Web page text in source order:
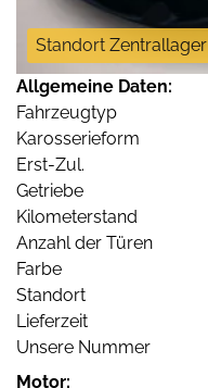
Standort Zentrallager
Allgemeine Daten:
Fahrzeugtyp
Karosserieform
Erst-Zul.
Getriebe
Kilometerstand
Anzahl der Türen
Farbe
Standort
Lieferzeit
Unsere Nummer
Motor: